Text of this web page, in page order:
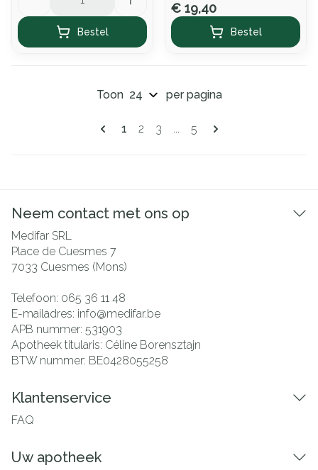
Bestel
€ 19,40
Bestel
Pagina's
U lees momenteel pagina
1 Pagina
2 Pagina
3 ... Pagina
5
Toon per pagina
Neem contact met ons op
Medifar SRL
Place de Cuesmes 7
7033 Cuesmes (Mons)
Telefoon: 065 36 11 48
E-mailadres: info@medifar.be
APB nummer: 531903
Apotheek titularis: Céline Borensztajn
BTW nummer: BE0428055258
Klantenservice
FAQ
Uw apotheek